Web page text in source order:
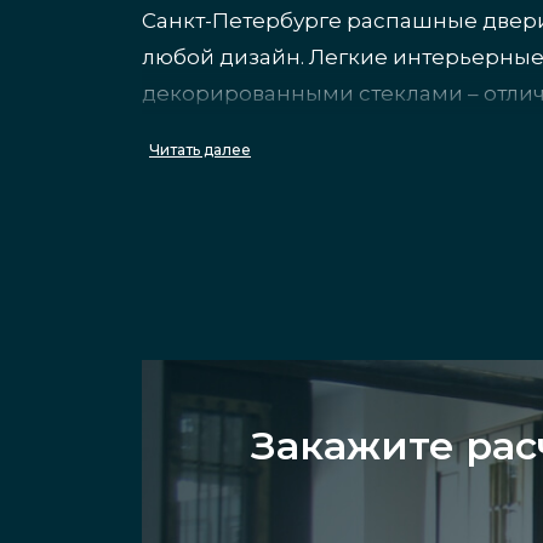
Читать далее
Санкт-Петербурге распашные
любой дизайн. Легкие
декорированными стеклами –
материал, при
Наши изделия
прочностью, но при этом
Закажите